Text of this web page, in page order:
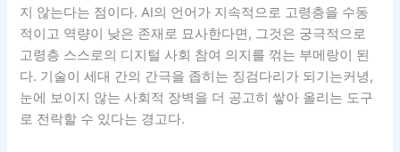
지 않는다는 점이다. AI의 언어가 지속적으로 고령층을 수동
적이고 역량이 낮은 존재로 묘사한다면, 그것은 궁극적으로
고령층 스스로의 디지털 사회 참여 의지를 꺾는 부메랑이 된
다. 기술이 세대 간의 간극을 좁히는 징검다리가 되기는커녕,
눈에 보이지 않는 사회적 장벽을 더 공고히 쌓아 올리는 도구
로 전락할 수 있다는 경고다.